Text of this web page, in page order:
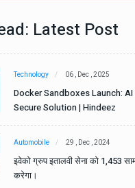
Latest Post
Technology 06 , Dec , 2025
Docker Sandboxes Launch:
Secure Solution | Hindeez
Automobile 29 , Dec , 2024
इवेको ग्रुप इतालवी सेना को 1,453
करेगा।